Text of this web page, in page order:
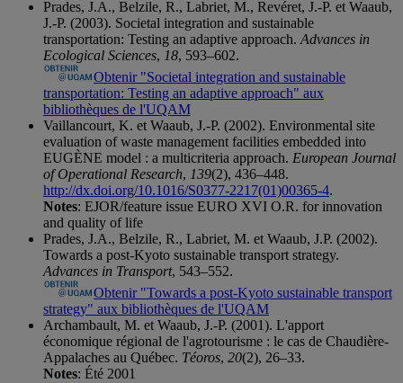
Prades, J.A., Belzile, R., Labriet, M., Revéret, J.-P. et Waaub,
J.-P. (2003). Societal integration and sustainable
transportation: Testing an adaptive approach. Advances in
Ecological Sciences, 18, 593–602.
Obtenir "Societal integration and sustainable
transportation: Testing an adaptive approach" aux
bibliothèques de l'UQAM
Vaillancourt, K. et Waaub, J.-P. (2002). Environmental site
evaluation of waste management facilities embedded into
EUGÈNE model : a multicriteria approach. European Journal
of Operational Research, 139(2), 436–448.
http://dx.doi.org/10.1016/S0377-2217(01)00365-4.
Notes: EJOR/feature issue EURO XVI O.R. for innovation
and quality of life
Prades, J.A., Belzile, R., Labriet, M. et Waaub, J.P. (2002).
Towards a post-Kyoto sustainable transport strategy.
Advances in Transport, 543–552.
Obtenir "Towards a post-Kyoto sustainable transport
strategy" aux bibliothèques de l'UQAM
Archambault, M. et Waaub, J.-P. (2001). L'apport
économique régional de l'agrotourisme : le cas de Chaudière-
Appalaches au Québec. Téoros, 20(2), 26–33.
Notes: Été 2001